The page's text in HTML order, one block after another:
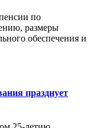
по
размеры
обеспечения и
празднует